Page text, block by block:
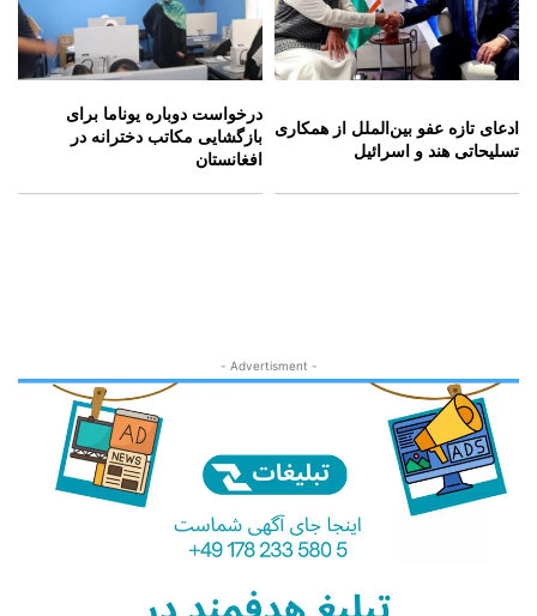
ادعای تازه عفو بین‌الملل از همکاری
تسلیحاتی هند و اسرائیل
درخواست دوباره یوناما برای
بازگشایی مکاتب دخترانه در
افغانستان
- Advertisment -